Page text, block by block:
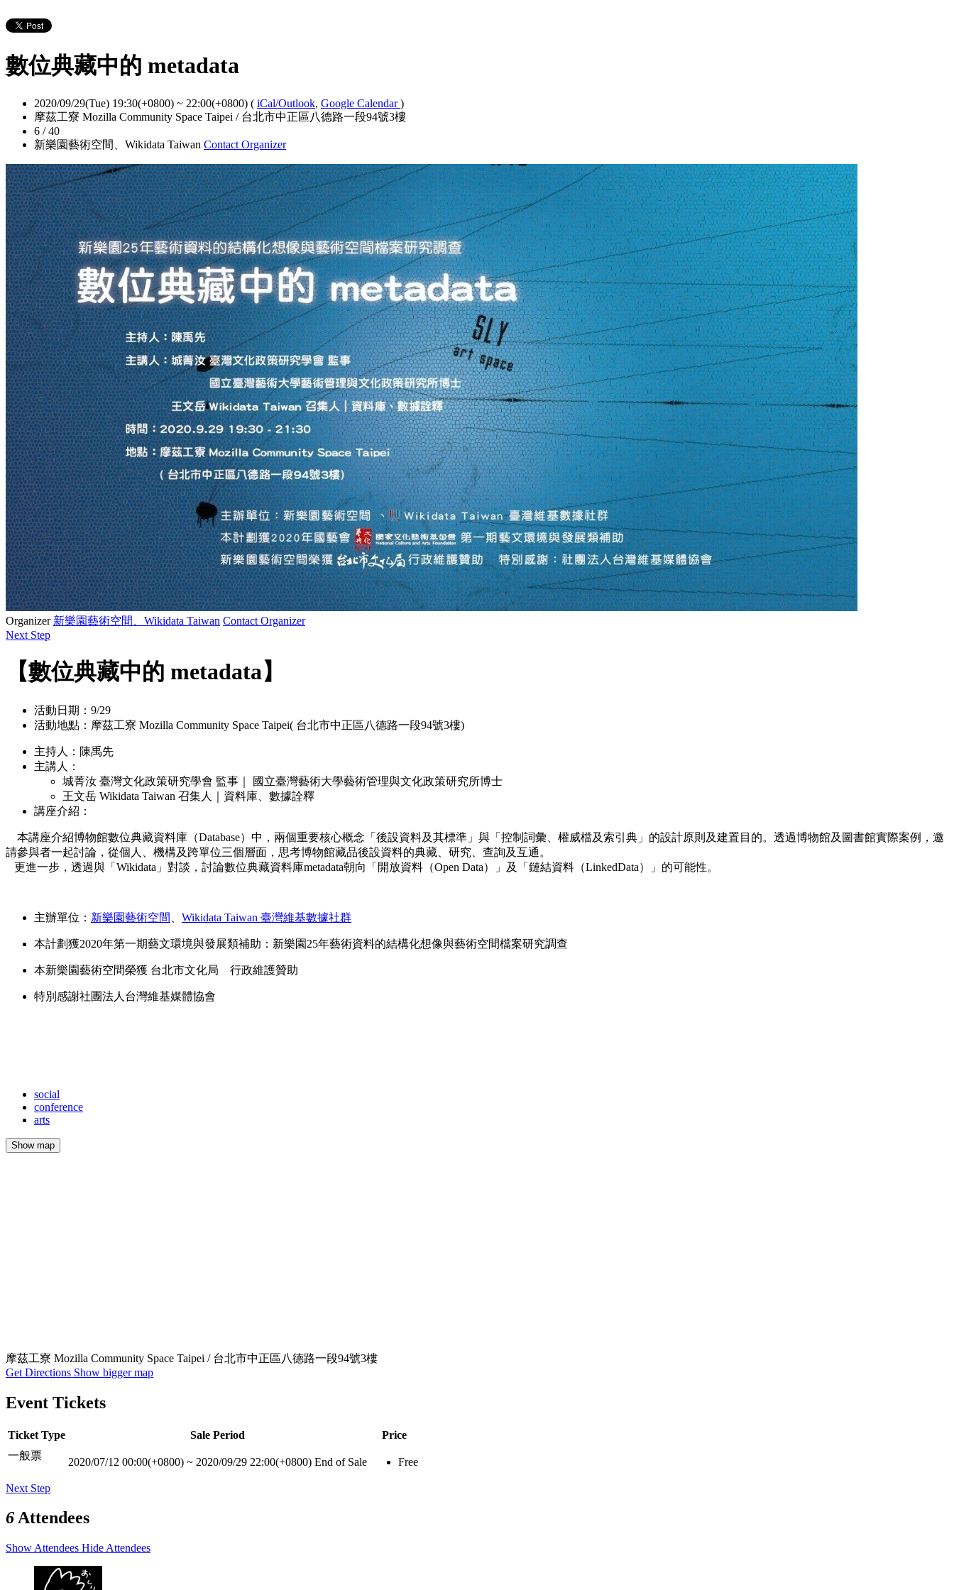
數位典藏中的 metadata
2020/09/29(Tue) 19:30(+0800) ~ 22:00(+0800) ( iCal/Outlook, Google Calendar)
摩茲工寮 Mozilla Community Space Taipei / 台北市中正區八德路一段94號3樓
6 / 40
新樂園藝術空間、Wikidata Taiwan Contact Organizer
Organizer 新樂園藝術空間、Wikidata Taiwan Contact Organizer
Next Step
【數位典藏中的 metadata】
活動日期：9/29
活動地點： 摩茲工寮 Mozilla Community Space Taipei( 台北市中正區八德路一段94號3樓)
主持人：陳禹先
主講人：
城菁汝 臺灣文化政策研究學會 監事
國立臺灣藝術大學藝術管理與文化政策研究所博士
王文岳 Wikidata Taiwan 召集人｜資料庫、數據詮釋
講座介紹：
本講座介紹博物館數位典藏資料庫（Database）中，兩個重要核心概念「後設資料及其標準」與「控制詞彙、權威檔及索引典」的設計原則及建置目的。透過博物館及圖書館實際案例，邀
請參與者一起討論，從個人、機構及跨單位三個層面，思考博物館藏品後設資料的典藏、研究、查詢及互通。
更進一步，透過與「Wikidata」對談，討論數位典藏資料庫metadata朝向「開放資料（Open Data）」及「鏈結資料（LinkedData）」的可能性。
主辦單位： 新樂園藝術空間 Wikidata Taiwan 臺灣維基數據社群
本計劃獲2020年第一期藝文環境與發展類補助：新樂園25年藝術資料的結構化想像與藝術空間檔案研究調查
本新樂園藝術空間榮獲 台北市文化局 行政維護贊助
特別感謝社團法人台灣維基媒體協會
social
conference
arts
Show map
摩茲工寮 Mozilla Community Space Taipei / 台北市中正區八德路一段94號3樓
Get Directions Show bigger map
Event Tickets
Ticket Type Sale Period
Price
一般票
2020/07/12 00:00(+0800) ~ 2020/09/29 22:00(+0800) End of Sale Free
Next Step
6Attendees
Show Attendees Hide Attendees